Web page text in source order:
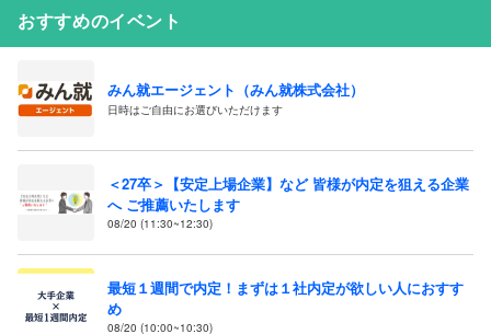
おすすめのイベント
みん就エージェント（みん就株式会社）
日時はご自由にお選びいただけます
＜27卒＞【安定上場企業】など 皆様が内定を狙える企業
へ ご推薦いたします
08/20 (11:30~12:30)
最短１週間で内定！まずは１社内定が欲しい人におすす
め
08/20 (10:00~10:30)